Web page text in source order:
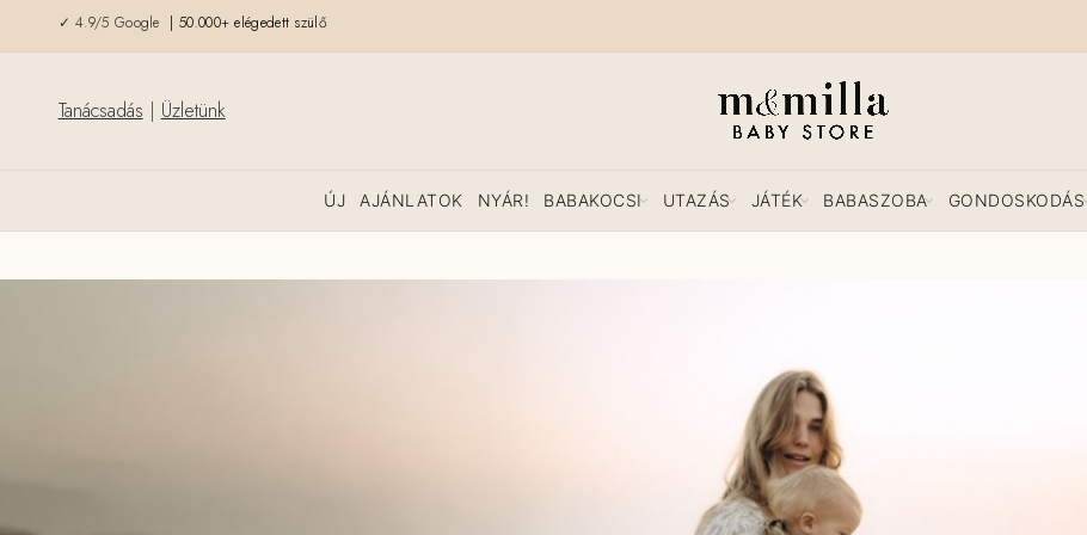
✓ 4.9/5 Google | 50.000+ elégedett szülő
Tanácsadás | Üzletünk
ÚJ AJÁNLATOK NYÁR! BABAKOCSI UTAZÁS JÁTÉK BABASZOBA GONDOSKODÁS